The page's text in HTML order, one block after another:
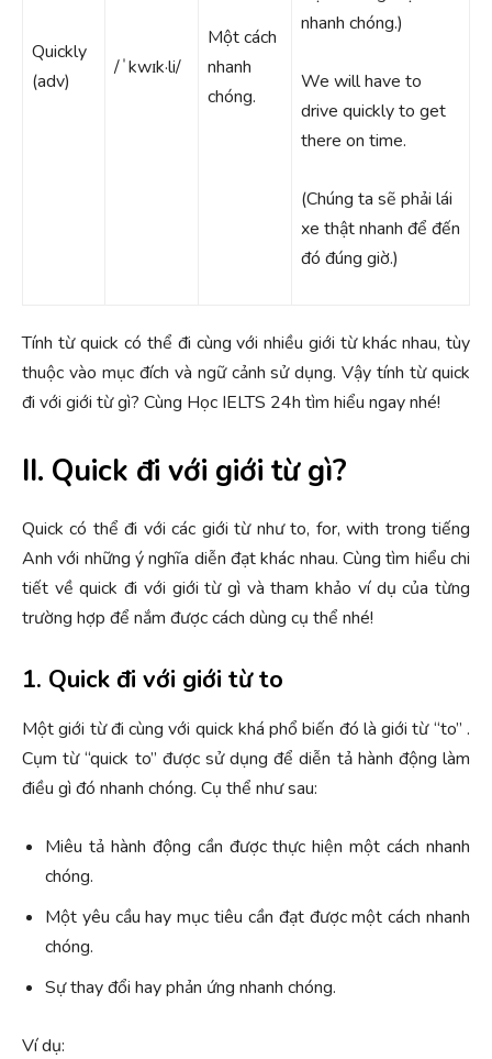
Quickly
(adv)
/ˈkwɪk·li/
Một cách
nhanh
chóng.
nhanh chóng.)
We will have to
drive quickly to get
there on time.
(Chúng ta sẽ phải lái
xe thật nhanh để đến
đó đúng giờ.)
Tính từ quick có thể đi cùng với nhiều giới từ khác nhau, tùy
thuộc vào mục đích và ngữ cảnh sử dụng. Vậy tính từ quick
đi với giới từ gì? Cùng Học IELTS 24h tìm hiểu ngay nhé!
II. Quick đi với giới từ gì?
Quick có thể đi với các giới từ như to, for, with trong tiếng
Anh với những ý nghĩa diễn đạt khác nhau. Cùng tìm hiểu chi
tiết về quick đi với giới từ gì và tham khảo ví dụ của từng
trường hợp để nắm được cách dùng cụ thể nhé!
1. Quick đi với giới từ to
Một giới từ đi cùng với quick khá phổ biến đó là giới từ “to” .
Cụm từ “quick to” được sử dụng để diễn tả hành động làm
điều gì đó nhanh chóng. Cụ thể như sau:
Miêu tả hành động cần được thực hiện một cách nhanh
chóng.
Một yêu cầu hay mục tiêu cần đạt được một cách nhanh
chóng.
Sự thay đổi hay phản ứng nhanh chóng.
Ví dụ: